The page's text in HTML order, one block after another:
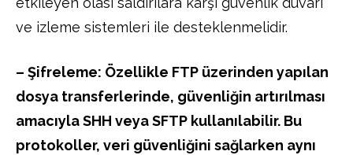
ve izleme sistemleri ile desteklenmelidir.
– Şifreleme: Özellikle FTP üzerinden yapılan
dosya transferlerinde, güvenliğin artırılması
amacıyla SHH veya SFTP kullanılabilir. Bu
protokoller, veri güvenliğini sağlarken aynı